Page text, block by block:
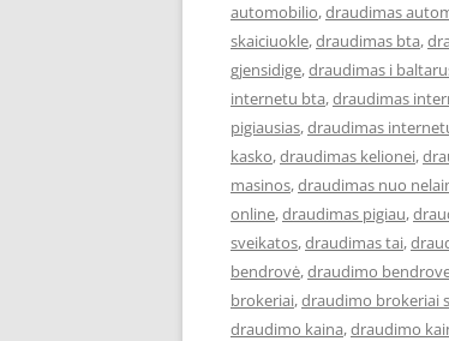
automobilio,draudimas
skaiciuokle,draudimas bta,
gjensidige,draudimas i
internetu bta,draudimas
pigiausias,draudimas
kasko,draudimas kelionei,
masinos,draudimas nuo
online,draudimas pigiau,
sveikatos,draudimas tai,
bendrovė,draudimo
brokeriai,draudimo brokeriai
draudimo kaina,draudimo